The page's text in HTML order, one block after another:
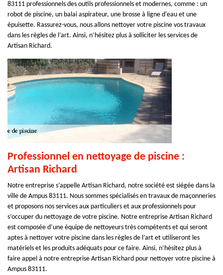
83111 professionnels des outils professionnels et modernes, comme : un
robot de piscine, un balai aspirateur, une brosse à ligne d'eau et une
épuisette. Rassurez-vous, nous allons nettoyer votre piscine vos travaux
dans les règles de l’art. Ainsi, n’hésitez plus à solliciter les services de
Artisan Richard.
Professionnel en nettoyage de piscine :
Artisan Richard
Notre entreprise s’appelle Artisan Richard, notre société est siégée dans la
ville de Ampus 83111. Nous sommes spécialisés en travaux de maçonneries
et proposons nos services aux particuliers et aux professionnels pour
s’occuper du nettoyage de votre piscine. Notre entreprise Artisan Richard
est composée d’une équipe de nettoyeurs très compétents et qui seront
aptes à nettoyer votre piscine dans les règles de l’art et utiliseront les
matériels et les produits adéquats pour ce faire. Ainsi, n’hésitez plus à
faire appel à notre entreprise Artisan Richard pour nettoyer votre piscine à
Ampus 83111.